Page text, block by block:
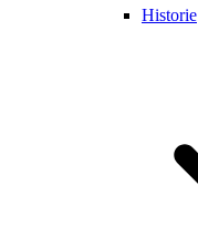
Historie